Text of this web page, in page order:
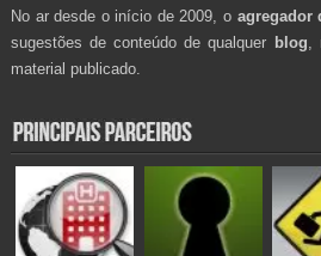
No ar desde o início de 2009, o agregador
sugestões de conteúdo de qualquer blog
material publicado.